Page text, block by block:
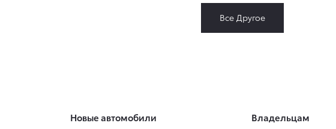
Все Другое
Новые автомобили Владельцам